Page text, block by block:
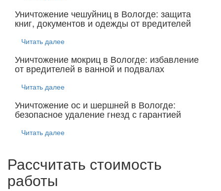
Уничтожение чешуйниц в Вологде: защита
книг, документов и одежды от вредителей
Читать далее
Уничтожение мокриц в Вологде: избавление
от вредителей в ванной и подвалах
Читать далее
Уничтожение ос и шершней в Вологде:
безопасное удаление гнезд с гарантией
Читать далее
Рассчитать стоимость
работы